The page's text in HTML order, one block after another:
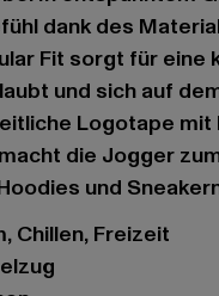
dank des
Fit sorgt für
und sich auf
Logotape
die Jogger
und
Chillen, Freizeit